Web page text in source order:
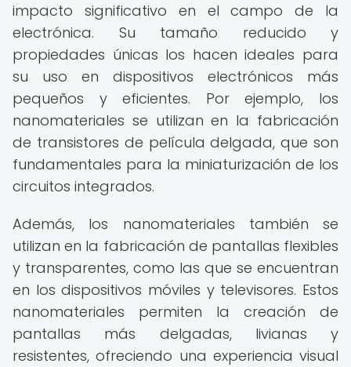
impacto significativo en el campo de la
electrónica. Su tamaño reducido y
propiedades únicas los hacen ideales para
su uso en dispositivos electrónicos más
pequeños y eficientes. Por ejemplo, los
nanomateriales se utilizan en la fabricación
de transistores de película delgada, que son
fundamentales para la miniaturización de los
circuitos integrados.
Además, los nanomateriales también se
utilizan en la fabricación de pantallas flexibles
y transparentes, como las que se encuentran
en los dispositivos móviles y televisores. Estos
nanomateriales permiten la creación de
pantallas más delgadas, livianas y
resistentes, ofreciendo una experiencia visual